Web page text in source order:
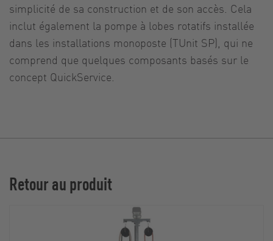
simplicité de sa construction et de son accès. Cela
inclut également la pompe à lobes rotatifs installée
dans les installations monoposte (TUnit SP), qui ne
comprend que quelques composants basés sur le
concept QuickService.
Retour au produit